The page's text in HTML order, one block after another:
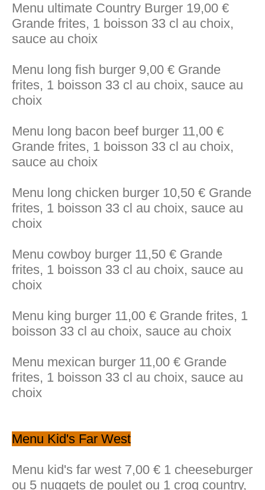
Menu ultimate Country Burger 19,00 €
Grande frites, 1 boisson 33 cl au choix,
sauce au choix
Menu long fish burger 9,00 € Grande
frites, 1 boisson 33 cl au choix, sauce au
choix
Menu long bacon beef burger 11,00 €
Grande frites, 1 boisson 33 cl au choix,
sauce au choix
Menu long chicken burger 10,50 € Grande
frites, 1 boisson 33 cl au choix, sauce au
choix
Menu cowboy burger 11,50 € Grande
frites, 1 boisson 33 cl au choix, sauce au
choix
Menu king burger 11,00 € Grande frites, 1
boisson 33 cl au choix, sauce au choix
Menu mexican burger 11,00 € Grande
frites, 1 boisson 33 cl au choix, sauce au
choix
Menu Kid's Far West
Menu kid's far west 7,00 € 1 cheeseburger
ou 5 nuggets de poulet ou 1 croq country,